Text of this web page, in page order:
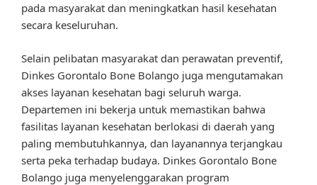
pada masyarakat dan meningkatkan hasil kesehatan
secara keseluruhan.
Selain pelibatan masyarakat dan perawatan preventif,
Dinkes Gorontalo Bone Bolango juga mengutamakan
akses layanan kesehatan bagi seluruh warga.
Departemen ini bekerja untuk memastikan bahwa
fasilitas layanan kesehatan berlokasi di daerah yang
paling membutuhkannya, dan layanannya terjangkau
serta peka terhadap budaya. Dinkes Gorontalo Bone
Bolango juga menyelenggarakan program